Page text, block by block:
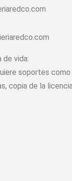
de vida:
soportes
copia de la